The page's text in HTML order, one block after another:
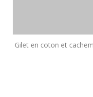
Gilet en coton et